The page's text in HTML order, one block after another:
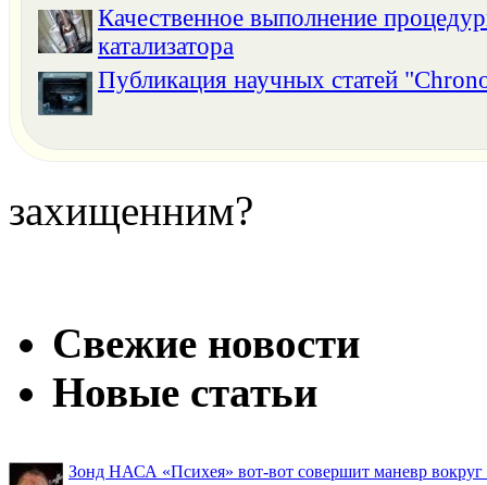
Качественное выполнение
катализатора
Публикация научных статей
захищенним?
Свежие новости
Новые статьи
Зонд НАСА «Психея» вот-вот совершит маневр вокруг